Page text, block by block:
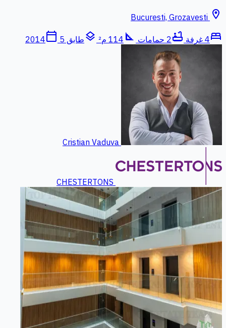
location_on
bed4 غرفة bathtub 2 حمامات square_foot 114 م² layers طابق 5 calendar_today
2014
Cristian Vaduva
CHESTERTONS